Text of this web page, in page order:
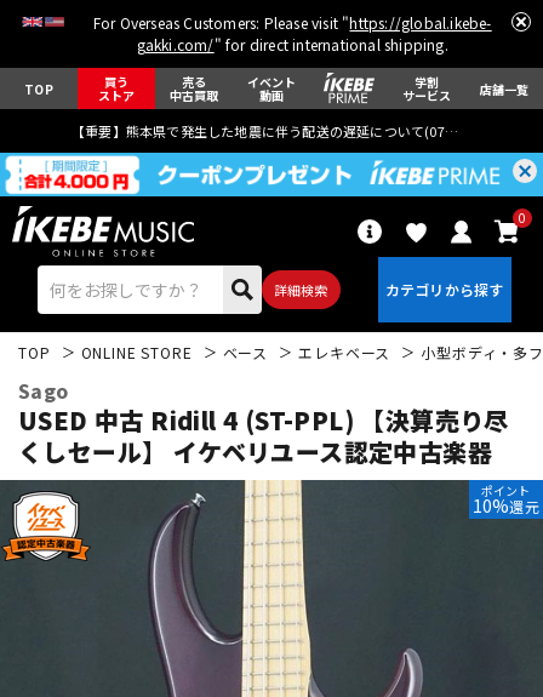
For Overseas Customers: Please visit "https://global.ikebe-
gakki.com/" for direct international shipping.
TOP 買う
ストア
売る
中古買取
イベント
動画
学割
サービス 店舗一覧
【重要】熊本県で発生した地震に伴う配送の遅延について(07月29日
詳細検索
0
パーカッション
TOP ONLINE STORE ベース エレキベース 小型ボディ・多
Sago
USED 中古 Ridill 4 (ST-PPL) 【決算売り尽
くしセール】 イケベリユース認定中古楽器
ポイント
10%還元